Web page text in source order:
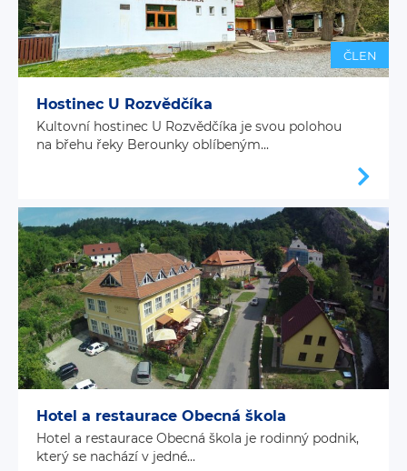
ČLEN
Hostinec U Rozvědčíka
Kultovní hostinec U Rozvědčíka je svou polohou
na břehu řeky Berounky oblíbeným...
Hotel a restaurace Obecná škola
Hotel a restaurace Obecná škola je rodinný podnik,
který se nachází v jedné...